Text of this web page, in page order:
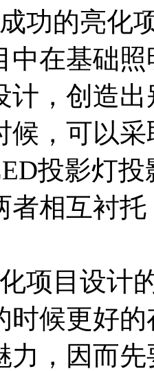
的亮化项
中在基础
计，创造
候，可以
投影灯
者相互衬
目设计的
时候更好
力，因而